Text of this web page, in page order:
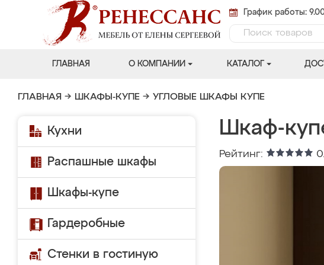
График работы:
ГЛАВНАЯ О КОМПАНИИ КАТАЛОГ
ГЛАВНАЯ → ШКАФЫ-КУПЕ → УГЛОВЫЕ ШКАФЫ КУПЕ
Кухни
Распашные шкафы
Шкафы-купе
Гардеробные
Стенки в гостиную
Шкаф-
Рейтинг: